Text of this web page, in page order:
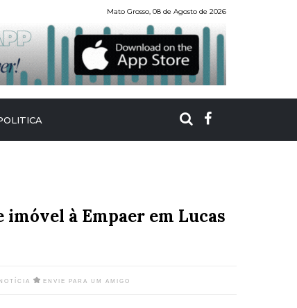
Mato Grosso, 08 de Agosto de 2026
imóvel à Empaer em Lucas
ENVIE PARA UM AMIGO